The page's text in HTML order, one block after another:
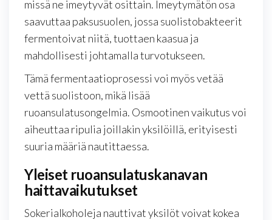
missä ne imeytyvät osittain. Imeytymätön osa
saavuttaa paksusuolen, jossa suolistobakteerit
fermentoivat niitä, tuottaen kaasua ja
mahdollisesti johtamalla turvotukseen.
Tämä fermentaatioprosessi voi myös vetää
vettä suolistoon, mikä lisää
ruoansulatusongelmia. Osmootinen vaikutus voi
aiheuttaa ripulia joillakin yksilöillä, erityisesti
suuria määriä nautittaessa.
Yleiset ruoansulatuskanavan
haittavaikutukset
Sokerialkoholeja nauttivat yksilöt voivat kokea